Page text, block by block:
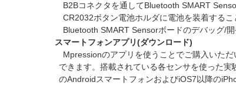
B2Bコネクタを通してBluetooth SMART
CR2032ボタン電池ホルダに電池を装着する
Bluetooth SMART Sensorボードのデバッグ/
スマートフォンアプリ(ダウンロード)
Mpressionのアプリを使うことでご購入いた
できます。搭載されている各センサを使った
のAndroidスマートフォンおよびiOS7以降の